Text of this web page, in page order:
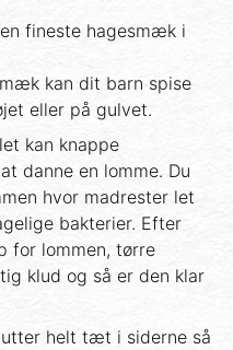
fineste hagesmæk i
kan dit barn spise
eller på gulvet.
kan knappe
danne en lomme. Du
hvor madrester let
bakterier. Efter
for lommen, tørre
klud og så er den klar
helt tæt i siderne så